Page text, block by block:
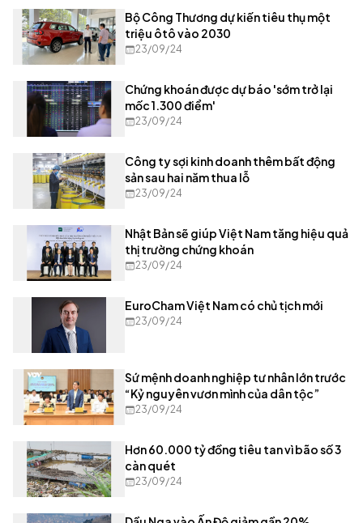
Bộ Công Thương dự kiến tiêu thụ một
triệu ôtô vào 2030
23/09/24
Chứng khoán được dự báo 'sớm trở lại
mốc 1.300 điểm'
23/09/24
Công ty sợi kinh doanh thêm bất động
sản sau hai năm thua lỗ
23/09/24
Nhật Bản sẽ giúp Việt Nam tăng hiệu quả
thị trường chứng khoán
23/09/24
EuroCham Việt Nam có chủ tịch mới
23/09/24
Sứ mệnh doanh nghiệp tư nhân lớn trước
“Kỷ nguyên vươn mình của dân tộc”
23/09/24
Hơn 60.000 tỷ đồng tiêu tan vì bão số 3
càn quét
23/09/24